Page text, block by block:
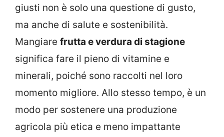
giusti non è solo una questione di gusto,
ma anche di salute e sostenibilità.
Mangiare frutta e verdura di stagione
significa fare il pieno di vitamine e
minerali, poiché sono raccolti nel loro
momento migliore. Allo stesso tempo, è un
modo per sostenere una produzione
agricola più etica e meno impattante